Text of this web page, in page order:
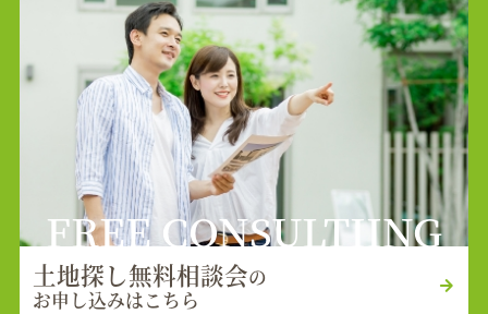
FREE CONSULTIING
土地探し無料相談会の
お申し込みはこちら